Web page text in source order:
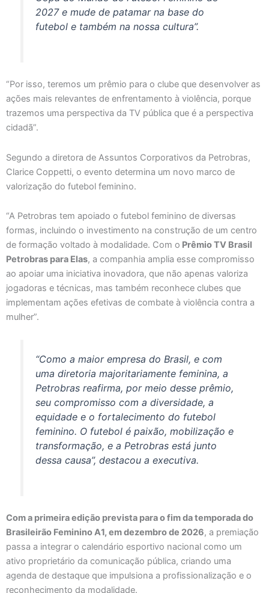
2027 e mude de patamar na base do
futebol e também na nossa cultura”.
“Por isso, teremos um prêmio para o clube que desenvolver as
ações mais relevantes de enfrentamento à violência, porque
trazemos uma perspectiva da TV pública que é a perspectiva
cidadã”.
Segundo a diretora de Assuntos Corporativos da Petrobras,
Clarice Coppetti, o evento determina um novo marco de
valorização do futebol feminino.
“A Petrobras tem apoiado o futebol feminino de diversas
formas, incluindo o investimento na construção de um centro
de formação voltado à modalidade. Com o Prêmio TV Brasil
Petrobras para Elas, a companhia amplia esse compromisso
ao apoiar uma iniciativa inovadora, que não apenas valoriza
jogadoras e técnicas, mas também reconhece clubes que
implementam ações efetivas de combate à violência contra a
mulher”.
“Como a maior empresa do Brasil, e com
uma diretoria majoritariamente feminina, a
Petrobras reafirma, por meio desse prêmio,
seu compromisso com a diversidade, a
equidade e o fortalecimento do futebol
feminino. O futebol é paixão, mobilização e
transformação, e a Petrobras está junto
dessa causa”, destacou a executiva.
Com a primeira edição prevista para o fim da temporada do
Brasileirão Feminino A1, em dezembro de 2026, a premiação
passa a integrar o calendário esportivo nacional como um
ativo proprietário da comunicação pública, criando uma
agenda de destaque que impulsiona a profissionalização e o
reconhecimento da modalidade.